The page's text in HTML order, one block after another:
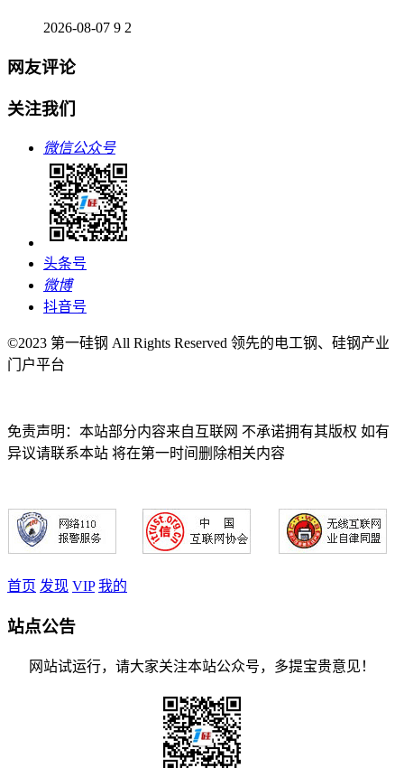
2026-08-07 9 2
网友评论
关注我们
微信公众号
头条号
微博
抖音号
©2023 第一硅钢 All Rights Reserved 领先的电工钢、硅钢产业
门户平台
免责声明：本站部分内容来自互联网 不承诺拥有其版权 如有
异议请联系本站 将在第一时间删除相关内容
首页 发现 VIP 我的
站点公告
网站试运行，请大家关注本站公众号，多提宝贵意见！